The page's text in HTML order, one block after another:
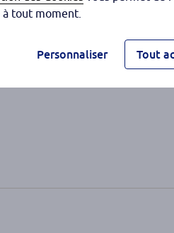
à tout moment.
Personnaliser Tout